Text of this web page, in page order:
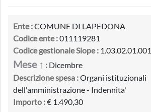
Ente :COMUNE DI LAPEDONA
Codice ente :011119281
Codice gestionale Siope : 1.03.02.01.001
Mese ↑ : Dicembre
Descrizione spesa :Organi istituzionali
dell'amministrazione - Indennita'
Importo :€ 1.490,30